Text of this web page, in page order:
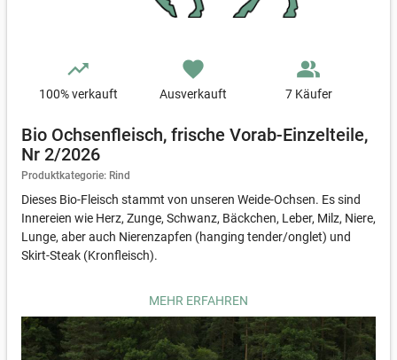
trending_up
100% verkauft
favorite
Ausverkauft
people_alt
7 Käufer
Bio Ochsenfleisch, frische Vorab-Einzelteile,
Nr 2/2026
Produktkategorie: Rind
Dieses Bio-Fleisch stammt von unseren Weide-Ochsen. Es sind
Innereien wie Herz, Zunge, Schwanz, Bäckchen, Leber, Milz, Niere,
Lunge, aber auch Nierenzapfen (hanging tender/onglet) und
Skirt-Steak (Kronfleisch).
Der Rest des Rindes hängt weitere 2 Wochen in der Kühlung ab
und ist dann, nach dem Zerlegen, zum Verkauf bereit.
MEHR ERFAHREN